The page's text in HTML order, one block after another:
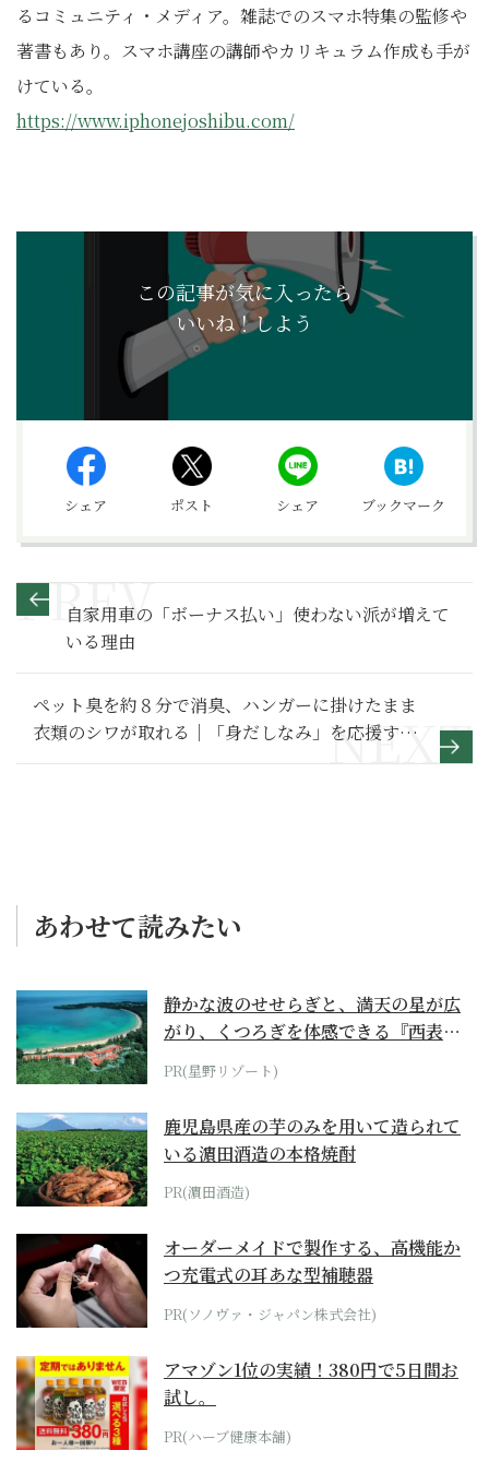
るコミュニティ・メディア。雑誌でのスマホ特集の監修や
著書もあり。スマホ講座の講師やカリキュラム作成も手が
けている。
https://www.iphonejoshibu.com/
この記事が気に入ったら
いいね！しよう
シェア ポスト シェア ブックマーク
自家用車の「ボーナス払い」使わない派が増えて
いる理由
ペット臭を約８分で消臭、ハンガーに掛けたまま
衣類のシワが取れる｜「身だしなみ」を応援する
家電案内
あわせて読みたい
静かな波のせせらぎと、満天の星が広
がり、くつろぎを体感できる『西表島
ホテル by...
PR(星野リゾート)
鹿児島県産の芋のみを用いて造られて
いる濵田酒造の本格焼酎
PR(濵田酒造)
オーダーメイドで製作する、高機能か
つ充電式の耳あな型補聴器
PR(ソノヴァ・ジャパン株式会社)
アマゾン1位の実績！380円で5日間お
試し。
PR(ハーブ健康本舗)